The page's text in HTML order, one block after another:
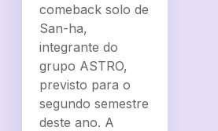
comeback solo de
San-ha,
integrante do
grupo ASTRO,
previsto para o
segundo semestre
deste ano. A